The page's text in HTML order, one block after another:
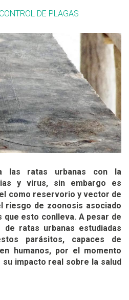
CONTROL DE PLAGAS
las ratas urbanas con la
y virus, sin embargo es
como reservorio y vector de
riesgo de zoonosis asociado
que esto conlleva. A pesar de
ratas urbanas estudiadas
parásitos, capaces de
humanos, por el momento
impacto real sobre la salud